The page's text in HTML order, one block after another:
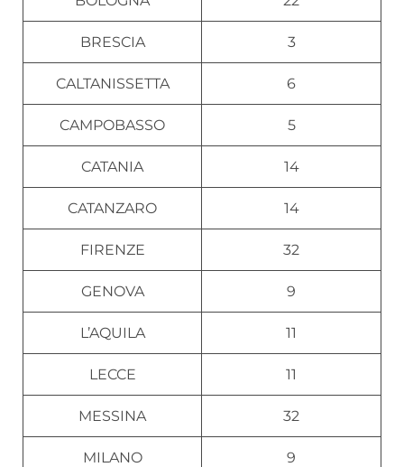
BRESCIA 3
CALTANISSETTA 6
CAMPOBASSO 5
CATANIA 14
CATANZARO 14
FIRENZE 32
GENOVA 9
L’AQUILA 11
LECCE 11
MESSINA 32
MILANO 9